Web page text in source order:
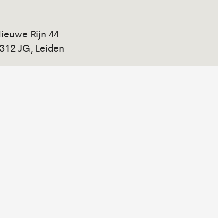
Rijn 44
JG, Leiden